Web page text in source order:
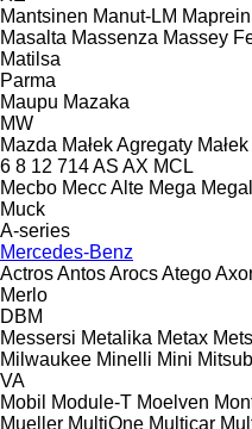
Mantsinen Manut-LM Maprein
Masalta Massenza Massey
Matilsa
Parma
Maupu Mazaka
MW
Mazda Małek Agregaty Małek
6 8 12 714AS AX MCL
Mecbo Mecc Alte Mega
Muck
A-series
Mercedes-Benz
ActrosAntosArocsAtego
Merlo
DBM
Messersi Metalika Metax
Milwaukee Minelli Mini
VA
Mobil
Module-T Moelven
Mueller MultiOne Multicar